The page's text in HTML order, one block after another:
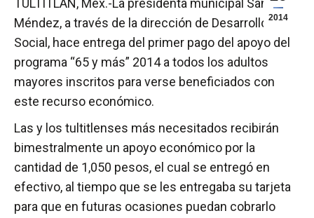
2014
TULTITLÁN, Méx.-La presidenta municipal Sandra
Méndez, a través de la dirección de Desarrollo
Social, hace entrega del primer pago del apoyo del
programa “65 y más” 2014 a todos los adultos
mayores inscritos para verse beneficiados con
este recurso económico.
Las y los tultitlenses más necesitados recibirán
bimestralmente un apoyo económico por la
cantidad de 1,050 pesos, el cual se entregó en
efectivo, al tiempo que se les entregaba su tarjeta
para que en futuras ocasiones puedan cobrarlo